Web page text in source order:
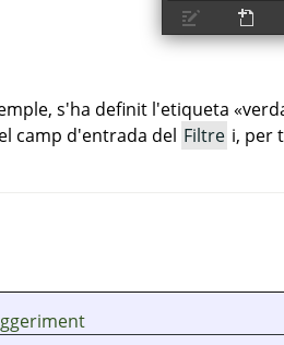
s'ha definit l'etiqueta «
camp d'entrada del Filtre i, per